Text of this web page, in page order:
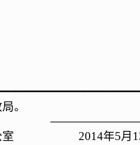
。
2014年5月